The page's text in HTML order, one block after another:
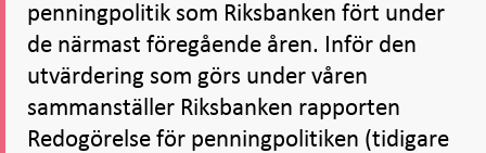
penningpolitik som Riksbanken fört under
de närmast föregående åren. Inför den
utvärdering som görs under våren
sammanställer Riksbanken rapporten
Redogörelse för penningpolitiken (tidigare